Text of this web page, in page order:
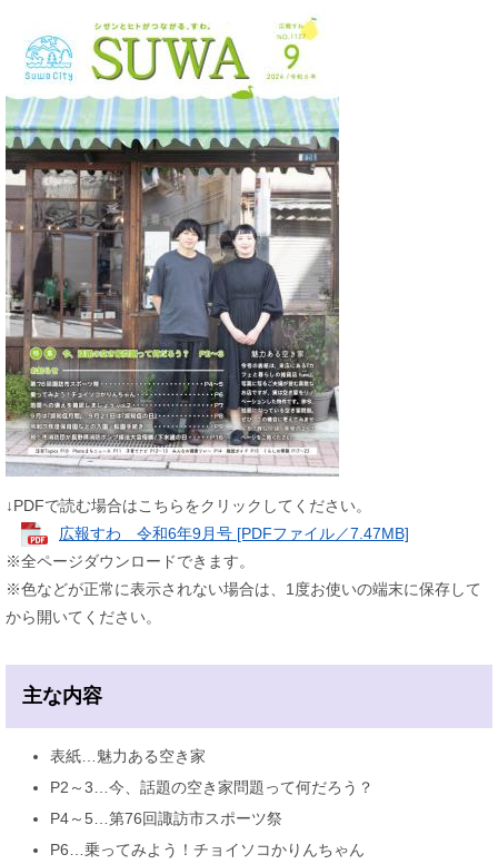
↓PDFで読む場合はこちらをクリックしてください。
広報すわ 令和6年9月号 [PDFファイル／7.47MB]
※全ページダウンロードできます。
※色などが正常に表示されない場合は、1度お使いの端末に保存して
から開いてください。
主な内容
表紙…魅力ある空き家
P2～3…今、話題の空き家問題って何だろう？
P4～5…第76回諏訪市スポーツ祭
P6…乗ってみよう！チョイソコかりんちゃん